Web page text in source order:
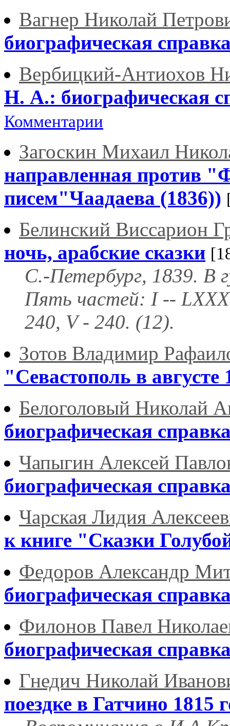
Вагнер Николай
биографическая
Вербицкий-Антиохов
Н. А.: биографическая
Комментарии
Загоскин Михаил
направленная против
писем"Чаадаева (1836))
Белинский Виссарион
ночь, арабские сказки
С.-Петербург, 1839. В
Пять частей: I --
240, V - 240. (12).
Зотов Владимир
"Севастополь в августе
Белоголовый Николай
биографическая
Чапыгин Алексей
биографическая
Чарская Лидия
к книге "Сказки
Федоров Александр
биографическая
Филонов Павел
биографическая
Гнедич Николай
поездке в Гатчино 1815